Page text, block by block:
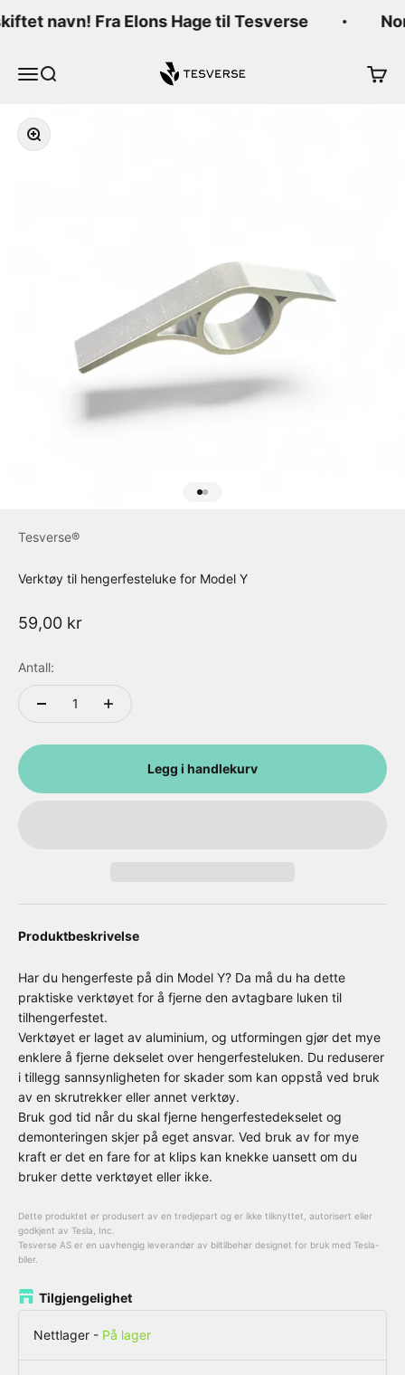
navn! Fra Elons Hage til Tesverse
Meny
Søk Tesverse
Forstørr
Tesverse®
Verktøy til hengerfesteluke for Model Y
Salgspris
59,00 kr
Antall:
Legg i handlekurv
Produktbeskrivelse
Har du hengerfeste på din Model Y? Da må du ha dette
praktiske verktøyet for å fjerne den avtagbare luken til
tilhengerfestet.
Verktøyet er laget av aluminium, og utformingen gjør det mye
enklere å fjerne dekselet over hengerfesteluken. Du reduserer
i tillegg sannsynligheten for skader som kan oppstå ved bruk
av en skrutrekker eller annet verktøy.
Bruk god tid når du skal fjerne hengerfestedekselet og
demonteringen skjer på eget ansvar. Ved bruk av for mye
kraft er det en fare for at klips kan knekke uansett om du
bruker dette verktøyet eller ikke.
Dette produktet er produsert av en tredjepart og er ikke tilknyttet, autorisert eller
godkjent av Tesla, Inc.
Tesverse AS er en uavhengig leverandør av biltilbehør designet for bruk med Tesla-
biler.
Tilgjengelighet
Nettlager - På lager